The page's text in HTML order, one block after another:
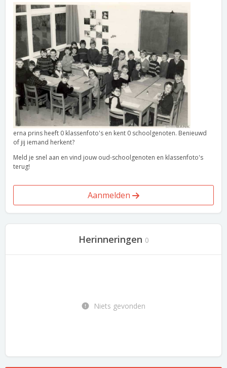
erna prins heeft 0 klassenfoto's en kent 0 schoolgenoten. Benieuwd
of jij iemand herkent?
Meld je snel aan en vind jouw oud-schoolgenoten en klassenfoto's
terug!
Aanmelden
Herinneringen 0
Niets gevonden